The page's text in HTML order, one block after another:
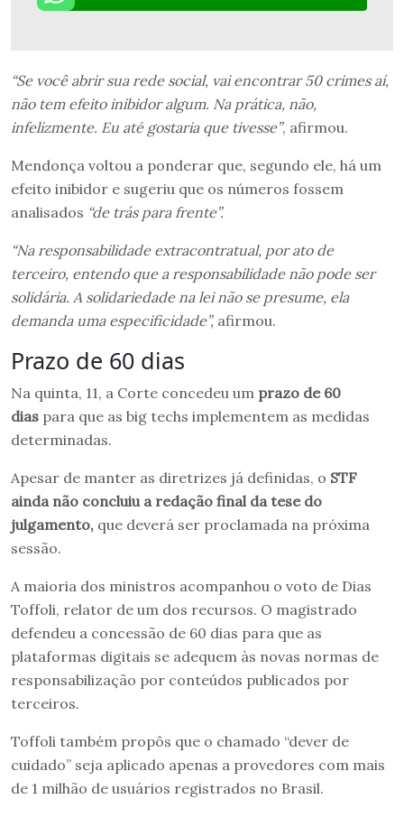
“Se você abrir sua rede social, vai encontrar 50 crimes aí,
não tem efeito inibidor algum. Na prática, não,
infelizmente. Eu até gostaria que tivesse”, afirmou.
Mendonça voltou a ponderar que, segundo ele, há um
efeito inibidor e sugeriu que os números fossem
analisados “de trás para frente”.
“Na responsabilidade extracontratual, por ato de
terceiro, entendo que a responsabilidade não pode ser
solidária. A solidariedade na lei não se presume, ela
demanda uma especificidade”, afirmou.
Prazo de 60 dias
Na quinta, 11, a Corte concedeu um prazo de 60
dias para que as big techs implementem as medidas
determinadas.
Apesar de manter as diretrizes já definidas, o STF
ainda não concluiu a redação final da tese do
julgamento, que deverá ser proclamada na próxima
sessão.
A maioria dos ministros acompanhou o voto de Dias
Toffoli, relator de um dos recursos. O magistrado
defendeu a concessão de 60 dias para que as
plataformas digitais se adequem às novas normas de
responsabilização por conteúdos publicados por
terceiros.
Toffoli também propôs que o chamado “dever de
cuidado” seja aplicado apenas a provedores com mais
de 1 milhão de usuários registrados no Brasil.